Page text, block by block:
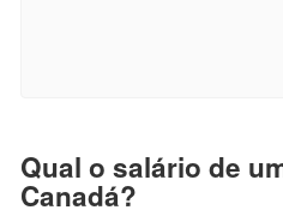
Qual o salário de
Canadá?